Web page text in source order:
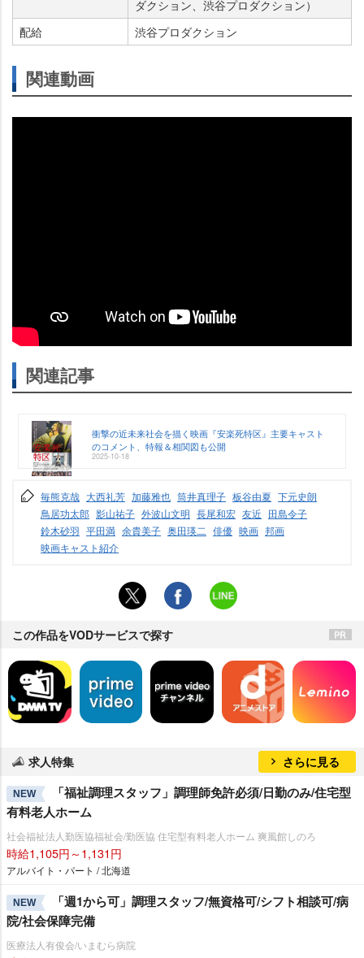
ダクション、渋谷プロダクション）
配給
渋谷プロダクション
関連動画
関連記事
衝撃の近未来社会を描く映画『安楽死特区』主要キャスト
のコメント、特報＆相関図も公開
2025-10-18
毎熊克哉 大西礼芳 加藤雅也 筒井真理子 板谷由夏 下元史朗
鳥居功太郎 影山祐子 外波山文明 長尾和宏 友近 田島令子
鈴木砂羽 平田満 余貴美子 奥田瑛二 俳優 映画 邦画
映画キャスト紹介
この作品をVODサービスで探す
求人特集 さらに見る
NEW
「福祉調理スタッフ」調理師免許必須/日勤のみ/住宅型
有料老人ホーム
社会福祉法人勤医協福祉会/勤医協 住宅型有料老人ホーム 爽風館しのろ
時給1,105円～1,131円
アルバイト・パート / 北海道
NEW
「週1から可」調理スタッフ/無資格可/シフト相談可/病
院/社会保障完備
医療法人有俊会/いまむら病院